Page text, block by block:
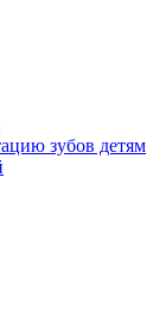
зубов детям